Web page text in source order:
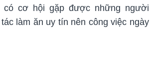
có cơ hội gặp được những người
làm ăn uy tín nên công việc ngày